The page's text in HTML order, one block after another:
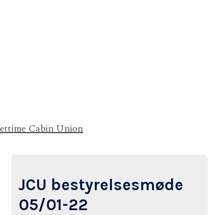
Cabin Union
JCU bestyrelsesmøde
05/01-22